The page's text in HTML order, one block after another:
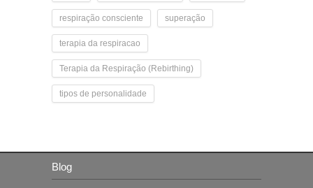
respiração consciente superação
terapia da respiracao
Terapia da Respiração (Rebirthing)
tipos de personalidade
Blog